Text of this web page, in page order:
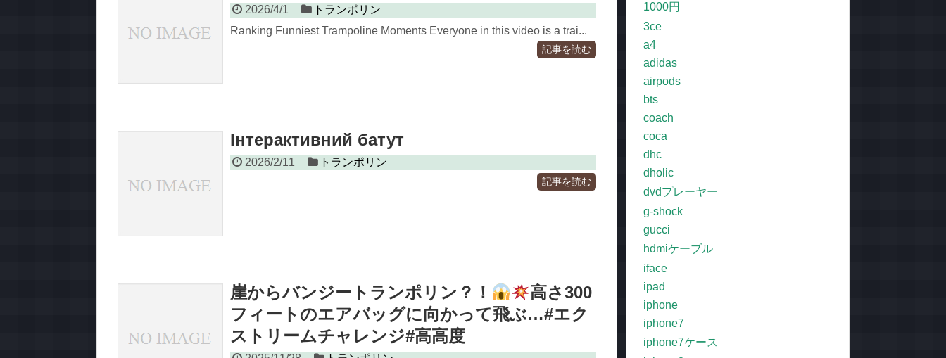
2026/4/1
トランポリン
Ranking Funniest Trampoline Moments Everyone in this video is a trai...
記事を読む
Інтерактивний батут
2026/2/11 トランポリン
記事を読む
崖からバンジートランポリン？！
高さ300
フィートのエアバッグに向かって飛ぶ…#エク
ストリームチャレンジ#高高度
1000円
3ce
a4
adidas
airpods
bts
coach
coca
dhc
dholic
dvdプレーヤー
g-shock
gucci
hdmiケーブル
iface
ipad
iphone
iphone7
iphone7ケース